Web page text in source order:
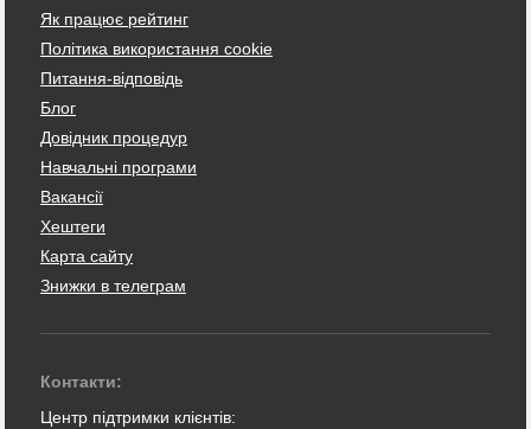
Як працює рейтинг
Політика використання cookie
Питання-відповідь
Блог
Довідник процедур
Навчальні програми
Вакансії
Хештеги
Карта сайту
Знижки в телеграм
Контакти:
Центр підтримки клієнтів: